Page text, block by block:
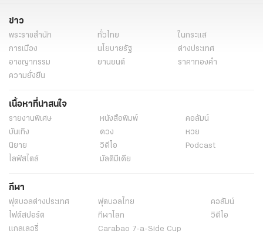
ข่าว
พระราชสำนัก ทั่วไทย
ในกระแส
การเมือง
นโยบายรัฐ
ต่างประเทศ
อาชญากรรม
ยานยนต์
ราคาทองคำ
ความยั่งยืน
เนื้อหาที่น่าสนใจ
รายงานพิเศษ หนังสือพิมพ์
คอลัมน์
บันเทิง
ดวง
หวย
นิยาย
วิดีโอ
Podcast
ไลฟ์สไตล์
มัลติมีเดีย
กีฬา
ฟุตบอลต่่างประเทศ ฟุตบอลไทย
คอลัมน์
ไฟต์สปอร์ต
กีฬาโลก
วิดีโอ
แกลเลอรี่
Carabao 7-a-Side Cup